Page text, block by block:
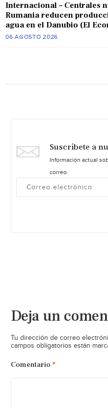
Internacional – Centrales
Rumania reducen
agua en el Danubio (El
06 AGOSTO 2026
Suscríbete a
Información actual
correo.
Deja un
Tu dirección de correo
campos obligatorios están
Comentario *